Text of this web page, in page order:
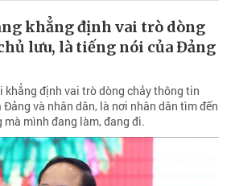
khẳng định vai trò dòng
lưu, là tiếng nói của Đảng
khẳng định vai trò dòng chảy thông tin
và nhân dân, là nơi nhân dân tìm đến
mà mình đang làm, đang đi.